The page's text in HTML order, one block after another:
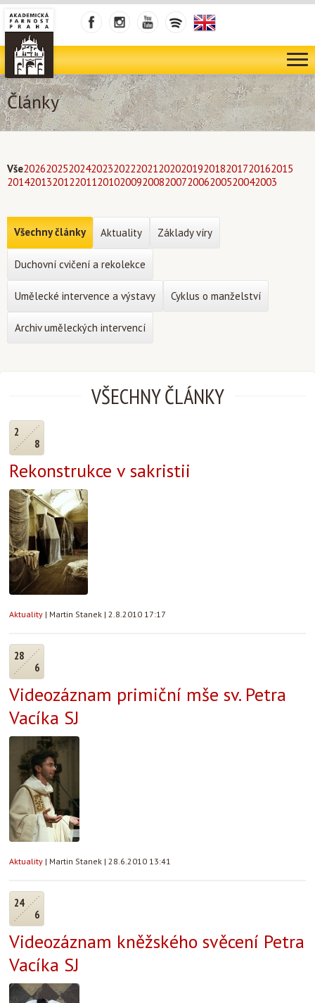
Články
Vše202620252024202320222021202020192018201720162015
201420132012201120102009200820072006200520042003
VŠECHNY ČLÁNKY
2
8
Rekonstrukce v sakristii
Aktuality | Martin Stanek | 2.8.2010 17:17
28
6
Videozáznam primiční mše sv. Petra
Vacíka SJ
Aktuality | Martin Stanek | 28.6.2010 13:41
24
6
Videozáznam kněžského svěcení Petra
Vacíka SJ
Všechny články Aktuality Základy víry
Duchovní cvičení a rekolekce
Umělecké intervence a výstavy Cyklus o manželství
Archiv uměleckých intervencí